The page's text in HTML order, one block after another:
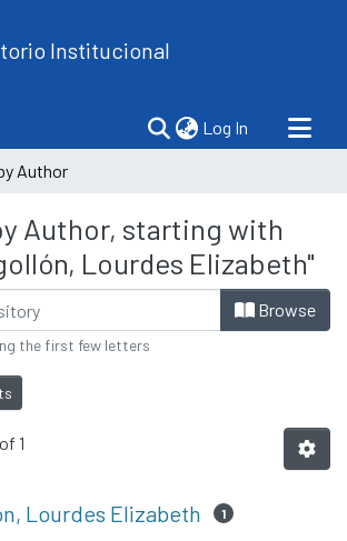
Institucional
Log In (current)
Author
Author, starting with
Lourdes Elizabeth"
Browse
the first few letters
1
Lourdes Elizabeth 1